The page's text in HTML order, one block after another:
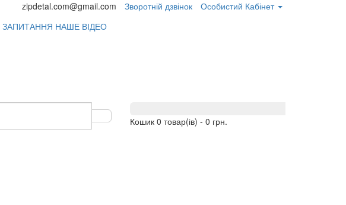
zipdetal.com@gmail.com Зворотній дзвінок
Особистий Кабінет
ЗАПИТАННЯ НАШЕ ВІДЕО
Кошик 0 товар(ів) - 0 грн.